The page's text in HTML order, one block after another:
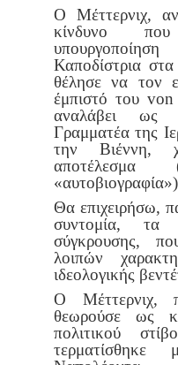
Ο Μέττερνιχ,
κίνδυνο
Καποδίστρια
θέλησε να τον
έμπιστό του
αναλάβει ως
Γραμματέα της
την Βιέννη,
Θα επιχειρήσω,
συντομία, τα
σύγκρουσης,
λοιπών
ιδεολογικής
Ο Μέττερνιχ,
θεωρούσε ως
πολιτικού